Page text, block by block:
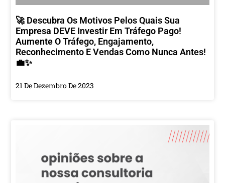
🚀 Descubra Os Motivos Pelos Quais Sua
Empresa DEVE Investir Em Tráfego Pago!
Aumente O Tráfego, Engajamento,
Reconhecimento E Vendas Como Nunca Antes!
💼✨
21 De Dezembro De 2023